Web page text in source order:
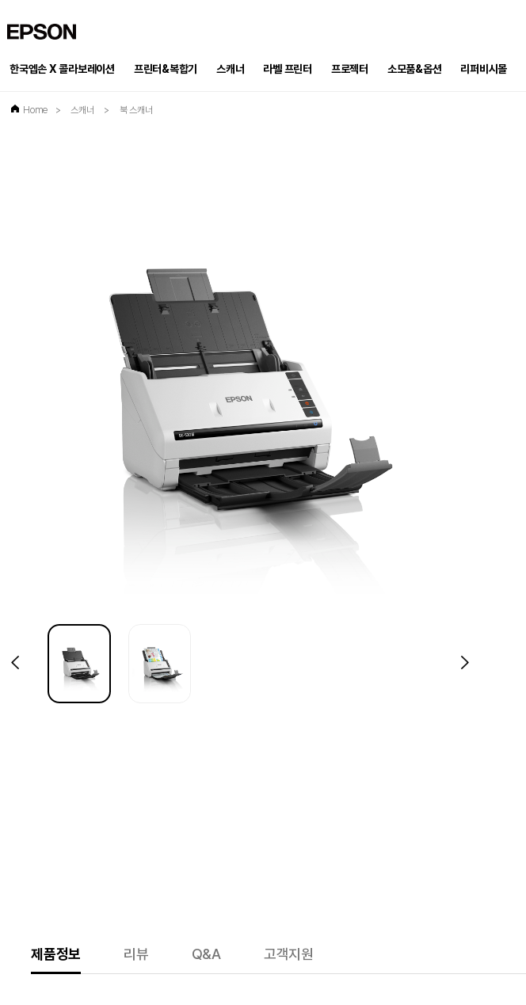
한국엡손 X 콜라보레이션 프린터&복합기 스캐너 라벨 프린터 프로젝터 소모품&옵션 리퍼비시몰
Home > 스캐너 > 북 스캐너
제품정보 리뷰 Q&A 고객지원